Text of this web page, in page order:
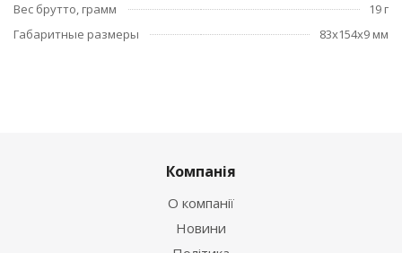
Вес брутто, грамм
19 г
Габаритные размеры
83x154x9 мм
Компанія
О компанії
Новини